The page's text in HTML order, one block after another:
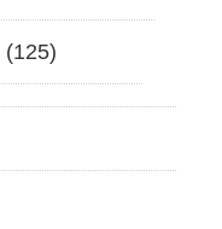
(125)